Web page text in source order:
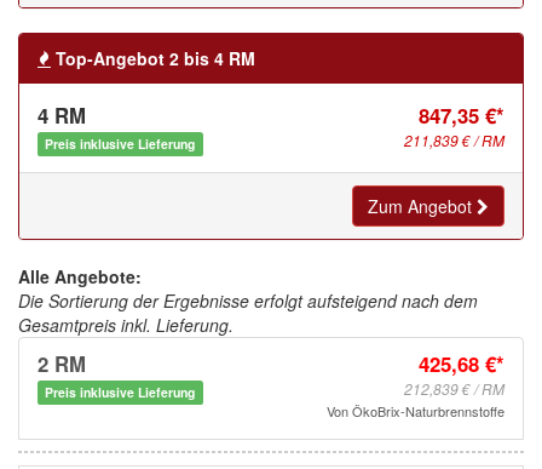
Top-Angebot 2 bis 4 RM
4 RM 847,35 €*
211,839 € / RM
Preis inklusive Lieferung
Zum Angebot
Alle Angebote:
Die Sortierung der Ergebnisse erfolgt aufsteigend nach dem
Gesamtpreis inkl. Lieferung.
2 RM 425,68 €*
212,839 € / RM
Preis inklusive Lieferung
VonÖkoBrix-Naturbrennstoffe